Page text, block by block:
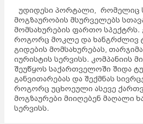
უდიდესი პორტალი, რომელიც
მოგზაურობის მსურველებს
მომსახურების ფართო სპექტრს.
როგორც მოკლე და ხანგრძლივ
გიდების მომსახურებას,
იურისტის სერვისს. კომპანიის
შეუწყოს საქართველოში შიდა
განვითარებას და შექმნას
როგორც უცხოეული ასევე
მოგზაურები მიიღებენ მაღალი
სერვისს.